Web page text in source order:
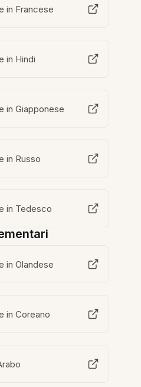
in Francese
in Hindi
in Giapponese
in Russo
in Tedesco
in Olandese
in Coreano